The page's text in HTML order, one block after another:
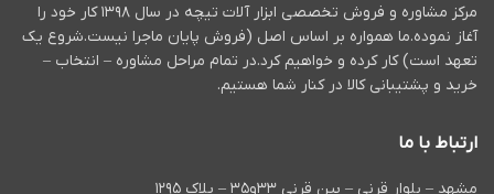
مرکز مشاوره و فروش تخصصی ابزار آلات تیچه در سال ۱۳۹۸ کار خود را
آغاز نموده.ما همواره بر اساس اصل (فروش پایان ماجرا نیست.شروع یک
تعهد است) کار کرده و خواهیم کرد.در تمام مراحل مشاوره – انتخاب –
خرید و پشتیبانی کالا در کنار شما هستیم.
ارتباط با ما
مشهد – بلوار قرنی – بین قرنی ۳۳و۳۵ – پلاک ۱۲۹۵